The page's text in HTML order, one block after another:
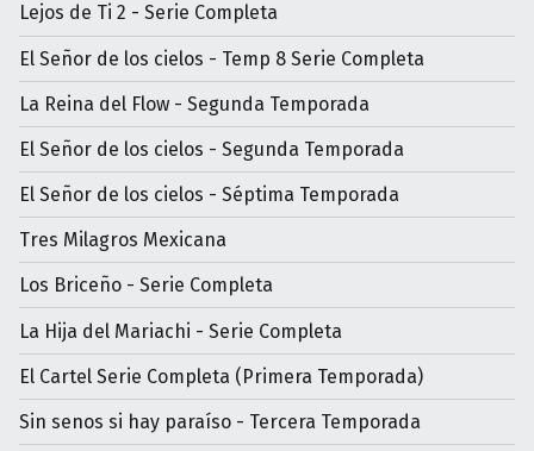
Lejos de Ti 2 - Serie Completa
El Señor de los cielos - Temp 8 Serie Completa
La Reina del Flow - Segunda Temporada
El Señor de los cielos - Segunda Temporada
El Señor de los cielos - Séptima Temporada
Tres Milagros Mexicana
Los Briceño - Serie Completa
La Hija del Mariachi - Serie Completa
El Cartel Serie Completa (Primera Temporada)
Sin senos si hay paraíso - Tercera Temporada